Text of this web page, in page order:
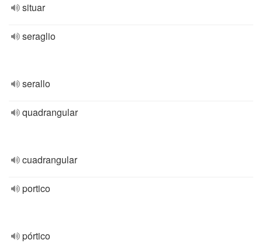
situar
seraglio
serallo
quadrangular
cuadrangular
portico
pórtico